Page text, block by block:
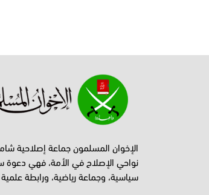
الإخوان المسلمون جماعة إصلاحية
نواحي الإصلاح في الأمة، فهي دعوة
سياسية، وجماعة رياضية، ورابطة